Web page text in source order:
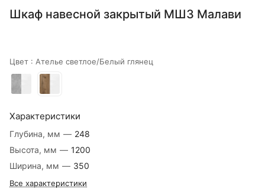
Шкаф навесной закрытый МШЗ Малави
Цвет : Ателье светлое/Белый глянец
Характеристики
Глубина, мм — 248
Высота, мм — 1200
Ширина, мм — 350
Все характеристики